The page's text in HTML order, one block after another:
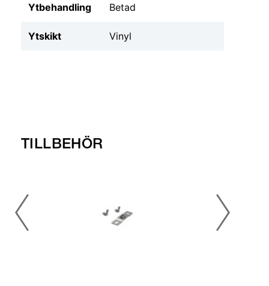
Ytbehandling Betad
Ytskikt Vinyl
TILLBEHÖR